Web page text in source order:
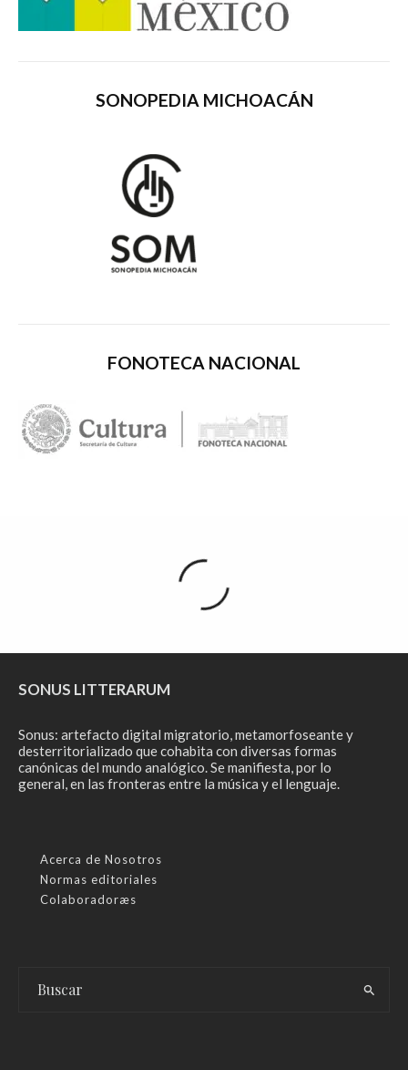
SONOPEDIA MICHOACÁN
FONOTECA NACIONAL
SONUS LITTERARUM
Sonus: artefacto digital migratorio, metamorfoseante y
desterritorializado que cohabita con diversas formas
canónicas del mundo analógico. Se manifiesta, por lo
general, en las fronteras entre la música y el lenguaje.
Acerca de Nosotros
Normas editoriales
Colaboradoræs